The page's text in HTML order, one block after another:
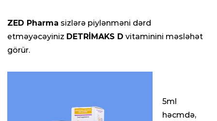
ZED Pharma sizlərə piylənməni dərd
etməyəcəyiniz DETRİMAKS D vitaminini məsləhət
görür.
5ml
həcmdə,